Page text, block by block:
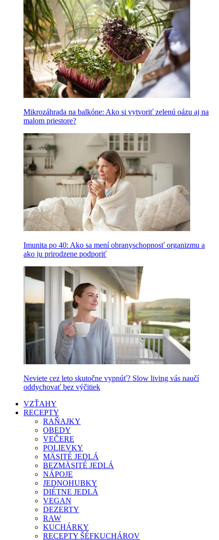
Mikrozáhrada na balkóne: Ako si vytvoriť zelenú oázu aj na
malom priestore?
Imunita po 40: Ako sa mení obranyschopnosť organizmu a
ako ju prirodzene podporiť
Neviete cez leto skutočne vypnúť? Slow living vás naučí
oddychovať bez výčitiek
VZŤAHY
RECEPTY
RAŇAJKY
OBEDY
VEČERE
POLIEVKY
MÄSITÉ JEDLÁ
BEZMÄSITÉ JEDLÁ
NÁPOJE
JEDNOHUBKY
DIÉTNE JEDLÁ
VEGAN
DEZERTY
RAW
KUCHÁRKY
RECEPTY ŠÉFKUCHÁROV